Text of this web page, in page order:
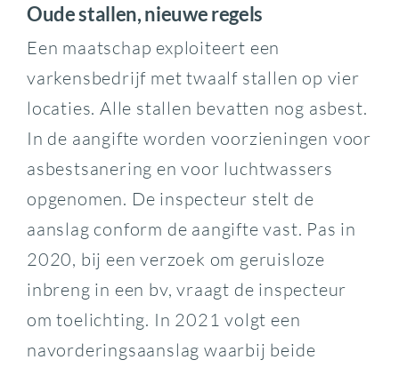
Oude stallen, nieuwe regels
Een maatschap exploiteert een
varkensbedrijf met twaalf stallen op vier
locaties. Alle stallen bevatten nog asbest.
In de aangifte worden voorzieningen voor
asbestsanering en voor luchtwassers
opgenomen. De inspecteur stelt de
aanslag conform de aangifte vast. Pas in
2020, bij een verzoek om geruisloze
inbreng in een bv, vraagt de inspecteur
om toelichting. In 2021 volgt een
navorderingsaanslag waarbij beide